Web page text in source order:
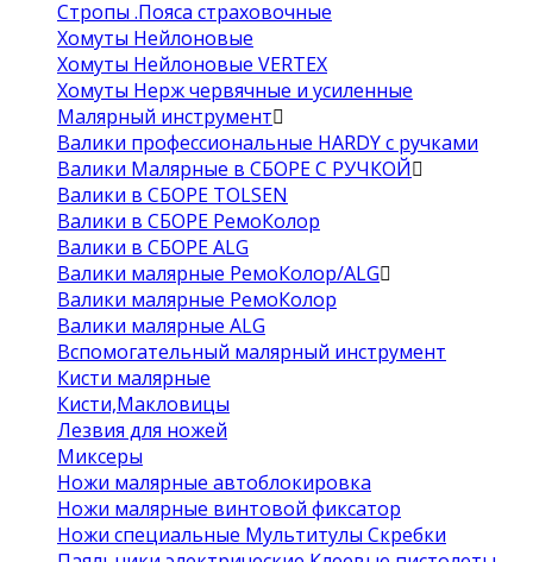
Стропы .Пояса страховочные
Хомуты Нейлоновые
Хомуты Нейлоновые VERTEX
Хомуты Нерж червячные и усиленные
Малярный инструмент
Валики профессиональные HARDY с ручками
Валики Малярные в СБОРЕ С РУЧКОЙ
Валики в СБОРЕ TOLSEN
Валики в СБОРЕ РемоКолор
Валики в СБОРЕ ALG
Валики малярные РемоКолор/ALG
Валики малярные РемоКолор
Валики малярные ALG
Вспомогательный малярный инструмент
Кисти малярные
Кисти,Макловицы
Лезвия для ножей
Миксеры
Ножи малярные автоблокировка
Ножи малярные винтовой фиксатор
Ножи специальные Мультитулы Скребки